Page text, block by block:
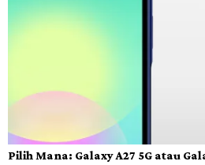
Pilih Mana: Galaxy A27 5G atau